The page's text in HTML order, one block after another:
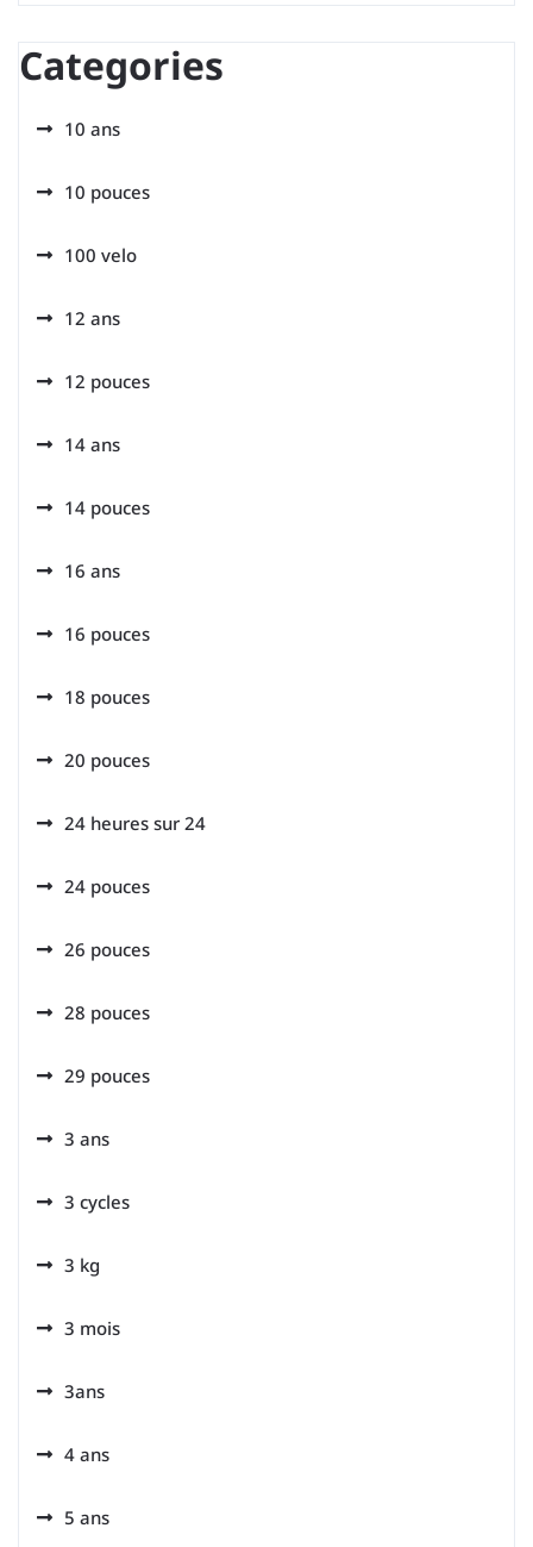
Categories
10 ans
10 pouces
100 velo
12 ans
12 pouces
14 ans
14 pouces
16 ans
16 pouces
18 pouces
20 pouces
24 heures sur 24
24 pouces
26 pouces
28 pouces
29 pouces
3 ans
3 cycles
3 kg
3 mois
3ans
4 ans
5 ans